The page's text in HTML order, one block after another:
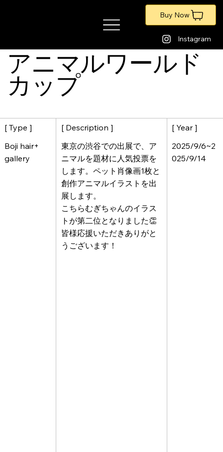
Instagram
Buy Now
[ Type ]
Boji hair+
gallery
[ Description ]
東京の渋谷での出展で、ア
ニマルを題材に人気投票を
します。ペット肖像画1枚と
創作アニマルイラストを出
展します。
こちらむぎちゃんのイラス
トが第二位となりました👏
皆様応援いただきありがと
うございます！
[ Year ]
2025/9/6~2
025/9/14
アニマルワールド
カップ